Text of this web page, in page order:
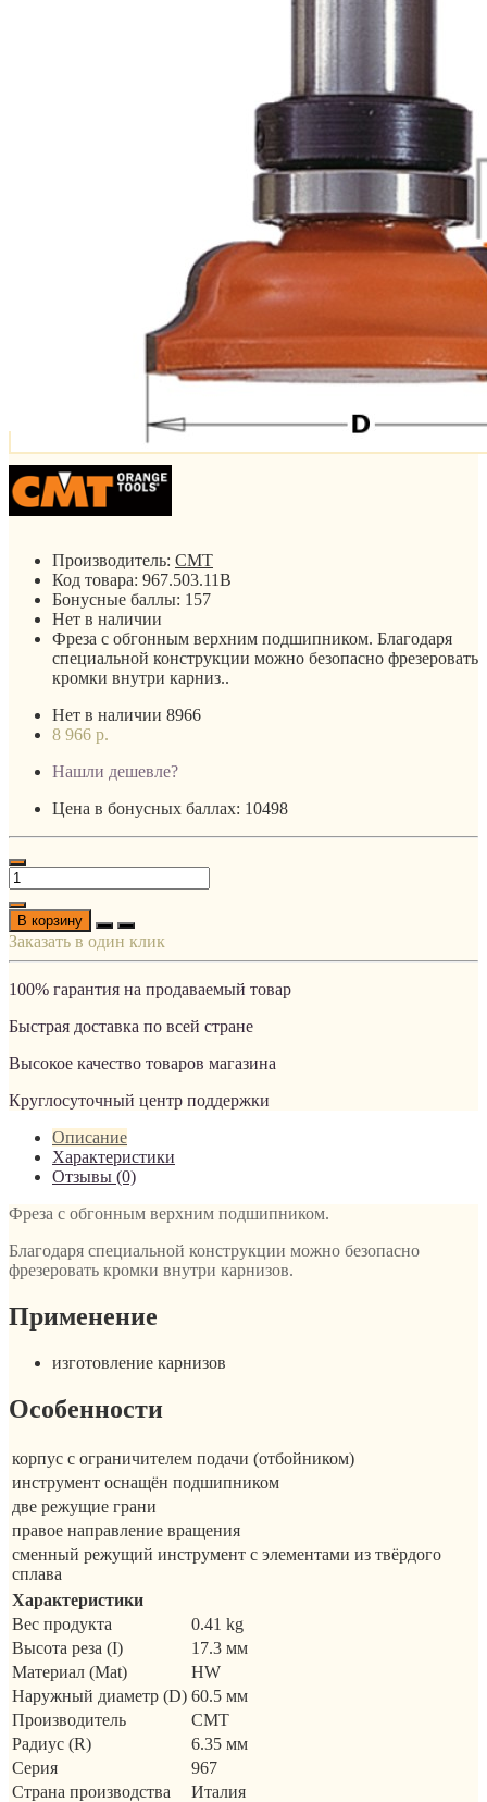
Производитель: CMT
Код товара: 967.503.11B
Бонусные баллы: 157
Нет в наличии
Фреза с обгонным верхним подшипником. Благодаря
специальной конструкции можно безопасно фрезеровать
кромки внутри карниз..
Нет в наличии 8966
8 966 р.
Нашли дешевле?
Цена в бонусных баллах: 10498
В корзину
Заказать в один клик
100% гарантия на продаваемый товар
Быстрая доставка по всей стране
Высокое качество товаров магазина
Круглосуточный центр поддержки
Описание
Характеристики
Отзывы (0)
Фреза с обгонным верхним подшипником.
Благодаря специальной конструкции можно безопасно
фрезеровать кромки внутри карнизов.
Применение
изготовление карнизов
Особенности
корпус с ограничителем подачи (отбойником)
инструмент оснащён подшипником
две режущие грани
правое направление вращения
сменный режущий инструмент с элементами из твёрдого
сплава
Характеристики
Вес продукта
0.41 kg
Высота реза (I)
17.3 мм
Материал (Mat)
HW
Наружный диаметр (D) 60.5 мм
Производитель
CMT
Радиус (R)
6.35 мм
Серия
967
Страна производства
Италия